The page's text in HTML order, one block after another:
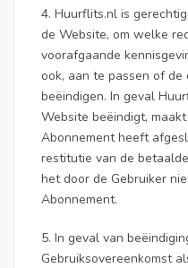
4. Huurflits.nl is
de Website, om welke
voorafgaande
ook, aan te passen of
beëindigen. In geval
Website beëindigt,
Abonnement heeft
restitutie van de
het door de Gebruiker
Abonnement.
5. In geval van
Gebruiksovereenkomst